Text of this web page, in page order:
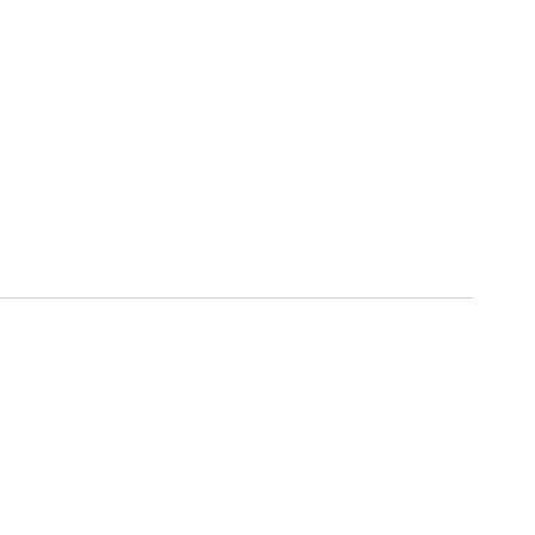
aktiv sind, bleiben die Datenraten hoch – und
spannenden Multiplayer-Kämpfen profitieren Sie von
6. Das Tüpfelchen auf dem i sind die neuen
Ihrer Geräte verbessern.
6690 Cable etablierte Standards wie WLAN 5
mit allen Geräten.
FRITZ! Geräte arbeiten als Teil eines einzigen